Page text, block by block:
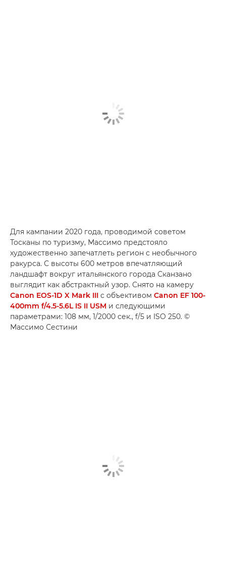
Для кампании 2020 года, проводимой советом
Тосканы по туризму, Массимо предстояло
художественно запечатлеть регион с необычного
ракурса. С высоты 600 метров впечатляющий
ландшафт вокруг итальянского города Сканзано
выглядит как абстрактный узор. Снято на камеру
Canon EOS-1D X Mark III с объективом Canon EF 100-
400mm f/4.5-5.6L IS II USM и следующими
параметрами: 108 мм, 1/2000 сек., f/5 и ISO 250. ©
Массимо Сестини